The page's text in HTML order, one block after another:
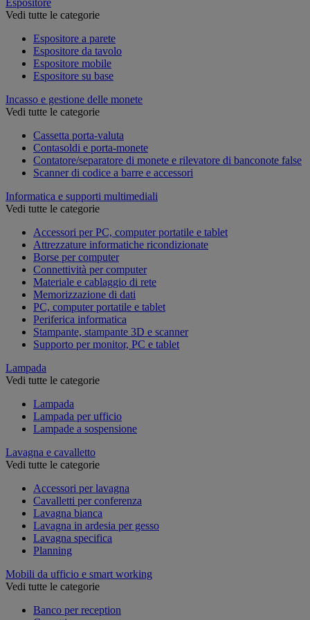
Vedi tutte le categorie
Espositore a parete
Espositore da tavolo
Espositore mobile
Espositore su base
Incasso e gestione delle monete
Vedi tutte le categorie
Cassetta porta-valuta
Contasoldi e porta-monete
Contatore/separatore di monete e rilevatore di banconote false
Scanner di codice a barre e accessori
Informatica e supporti multimediali
Vedi tutte le categorie
Accessori per PC, computer portatile e tablet
Attrezzature informatiche ricondizionate
Borse per computer
Connettività per computer
Materiale e cablaggio di rete
Memorizzazione di dati
PC, computer portatile e tablet
Periferica informatica
Stampante, stampante 3D e scanner
Supporto per monitor, PC e tablet
Lampada
Vedi tutte le categorie
Lampada
Lampada per ufficio
Lampade a sospensione
Lavagna e cavalletto
Vedi tutte le categorie
Accessori per lavagna
Cavalletti per conferenza
Lavagna bianca
Lavagna in ardesia per gesso
Lavagna specifica
Planning
Mobili da ufficio e smart working
Vedi tutte le categorie
Banco per reception